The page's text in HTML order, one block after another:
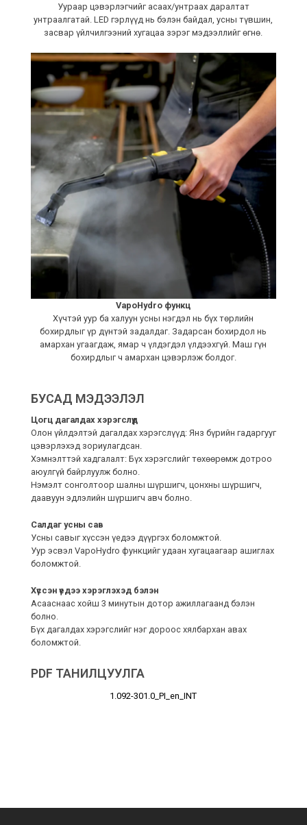
Уураар цэвэрлэгчийг асаах/унтраах даралтат
унтраалгатай. LED гэрлүүд нь бэлэн байдал, усны түвшин,
засвар үйлчилгээний хугацаа зэрэг мэдээллийг өгнө.
VapoHydro функц
Хүчтэй уур ба халуун усны нэгдэл нь бүх төрлийн
бохирдлыг үр дүнтэй задалдаг. Задарсан бохирдол нь
амархан угаагдаж, ямар ч үлдэгдэл үлдээхгүй. Маш гүн
бохирдлыг ч амархан цэвэрлэж болдог.
БУСАД МЭДЭЭЛЭЛ
Цогц дагалдах хэрэгслүүд
Олон үйлдэлтэй дагалдах хэрэгслүүд: Янз бүрийн гадаргууг
цэвэрлэхэд зориулагдсан.
Хэмнэлттэй хадгалалт: Бүх хэрэгслийг төхөөрөмж дотроо
аюулгүй байрлуулж болно.
Нэмэлт сонголтоор шалны шүршигч, цонхны шүршигч,
даавуун эдлэлийн шүршигч авч болно.
Салдаг усны сав
Усны савыг хүссэн үедээ дүүргэх боломжтой.
Уур эсвэл VapoHydro функцийг удаан хугацаагаар ашиглах
боломжтой.
Хүссэн үедээ хэрэглэхэд бэлэн
Асааснаас хойш 3 минутын дотор ажиллагаанд бэлэн
болно.
Бүх дагалдах хэрэгслийг нэг дороос хялбархан авах
боломжтой.
PDF ТАНИЛЦУУЛГА
1.092-301.0_PI_en_INT